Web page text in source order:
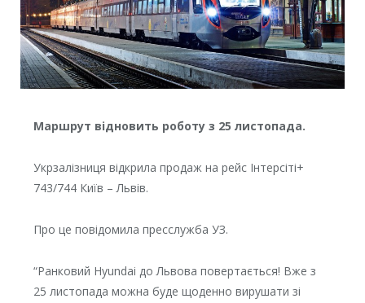
Маршрут відновить роботу з 25 листопада.
Укрзалізниця відкрила продаж на рейс Інтерсіті+
743/744 Київ – Львів.
Про це повідомила пресслужба УЗ.
“Ранковий Hyundai до Львова повертається! Вже з
25 листопада можна буде щоденно вирушати зі